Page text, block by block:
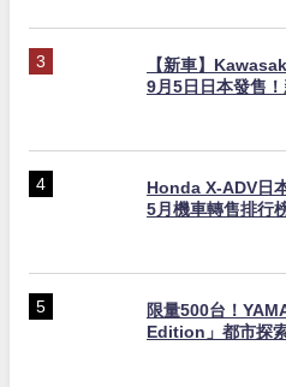
【新車】
9月5日日本發售
Honda X-ADV日
5月機車轉售排行
限量500台！
Edition」都市探